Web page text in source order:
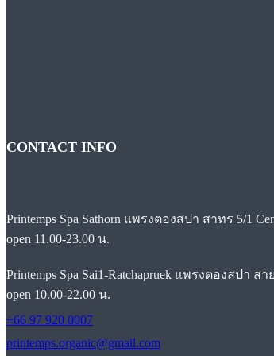
CONTACT INFO
Printemps Spa Sathorn แพรงตองสปา สาทร 5/1
open 11.00-23.00 น.
Printemps Spa Sai1-Ratchapruek แพรงตองสปา ส
open 10.00-22.00 น.
+66 97 920 0007
printemps.organic@gmail.com